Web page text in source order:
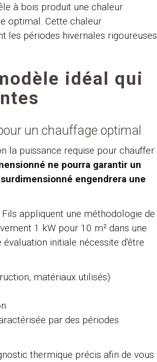
à bois produit une chaleur
optimal. Cette chaleur
les périodes hivernales rigoureuses
idéal qui
un chauffage optimal
la puissance requise pour chauffer
ne pourra garantir un
engendrera une
appliquent une méthodologie de
1 kW pour 10 m² dans une
initiale nécessite d'être
matériaux utilisés)
par des périodes
thermique précis afin de vous